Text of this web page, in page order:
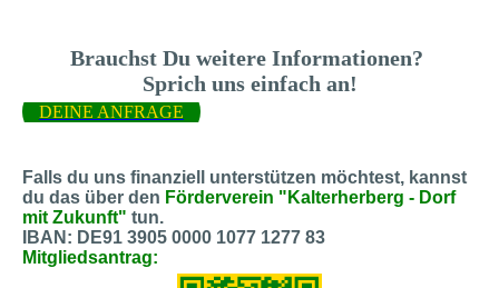
Brauchst Du weitere Informationen?
Sprich uns einfach an!
DEINE ANFRAGE
Falls du uns finanziell unterstützen möchtest, kannst
du das über den Förderverein "Kalterherberg - Dorf
mit Zukunft" tun.
IBAN: DE91 3905 0000 1077 1277 83
Mitgliedsantrag: